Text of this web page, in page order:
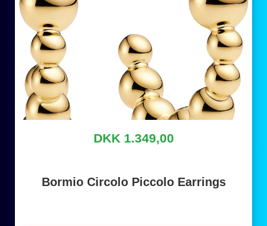
DKK 1.349,00
Bormio Circolo Piccolo Earrings